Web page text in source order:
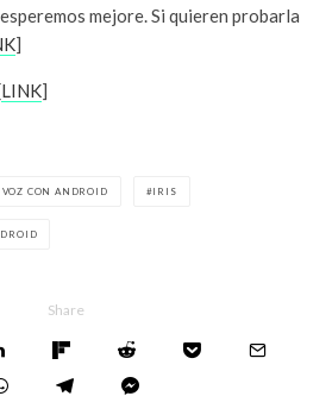
mejore. Si quieren probarla
]
LINK]
CON ANDROID IRIS
Share